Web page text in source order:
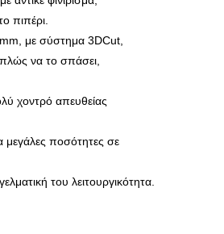
πιπέρι.
με σύστημα 3DCut,
να το σπάσει,
χοντρό απευθείας
μεγάλες ποσότητες σε
του λειτουργικότητα.